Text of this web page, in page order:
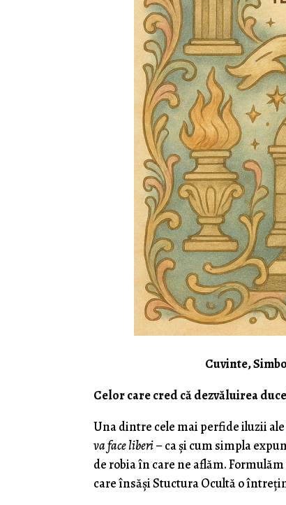
Cuvinte,
Celor care cred că dezvăluirea
Una dintre cele mai perfide iluzii
va face liberi– ca și cum simpla
de robia în care ne aflăm.
care însăși Stuctura Ocultă o